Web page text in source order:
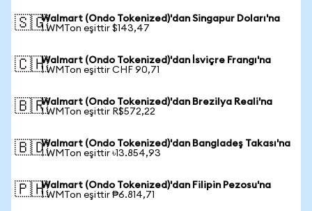
🇸🇬Walmart (Ondo Tokenized)'dan Singapur Doları'na
1 WMTon eşittir $143,47
🇨🇭Walmart (Ondo Tokenized)'dan İsviçre Frangı'na
1 WMTon eşittir CHF 90,71
🇧🇷Walmart (Ondo Tokenized)'dan Brezilya Reali'na
1 WMTon eşittir R$572,22
🇧🇩Walmart (Ondo Tokenized)'dan Bangladeş Takası'na
1 WMTon eşittir ৳13.854,93
🇵🇭Walmart (Ondo Tokenized)'dan Filipin Pezosu'na
1 WMTon eşittir ₱6.814,71